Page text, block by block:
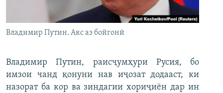
Владимир Путин. Акс аз бойгонӣ
Владимир Путин, раисҷумҳури Русия, бо
имзои чанд қонуни нав иҷозат додааст, ки
назорат ба кор ва зиндагии хориҷиён дар ин